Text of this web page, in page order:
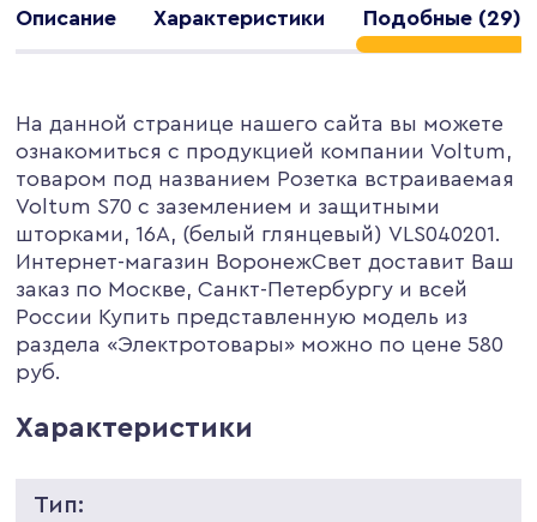
Описание Характеристики Подобные (29)
На данной странице нашего сайта вы можете
ознакомиться с продукцией компании Voltum,
товаром под названием Розетка встраиваемая
Voltum S70 с заземлением и защитными
шторками, 16А, (белый глянцевый) VLS040201.
Интернет-магазин ВоронежСвет доставит Ваш
заказ по Москве, Санкт-Петербургу и всей
России Купить представленную модель из
раздела «Электротовары» можно по цене 580
руб.
Характеристики
Тип: